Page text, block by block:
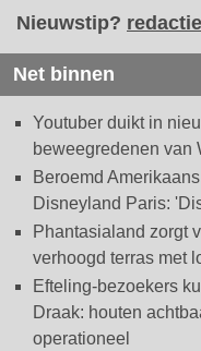
Nieuwstip?
Net binnen
Youtuber duikt in
beweegredenen van
Beroemd
Disneyland Paris:
Phantasialand zorgt
verhoogd terras met
Efteling-bezoekers
Draak: houten
operationeel